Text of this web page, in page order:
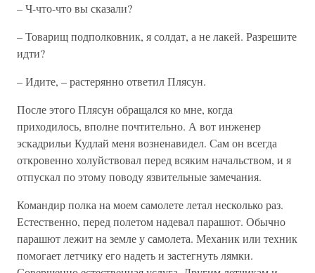
– Ч-что-что вы сказали?
– Товарищ подполковник, я солдат, а не лакей. Разрешите
идти?
– Идите, – растерянно ответил Плясун.
После этого Плясун обращался ко мне, когда
приходилось, вполне почтительно. А вот инженер
эскадрильи Кудлай меня возненавидел. Сам он всегда
откровенно холуйствовал перед всяким начальством, и я
отпускал по этому поводу язвительные замечания.
Командир полка на моем самолете летал несколько раз.
Естественно, перед полетом надевал парашют. Обычно
парашют лежит на земле у самолета. Механик или техник
помогает летчику его надеть и застегнуть лямки.